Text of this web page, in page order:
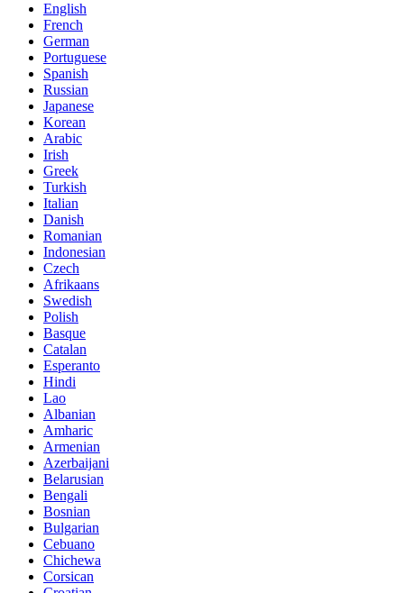
English
French
German
Portuguese
Spanish
Russian
Japanese
Korean
Arabic
Irish
Greek
Turkish
Italian
Danish
Romanian
Indonesian
Czech
Afrikaans
Swedish
Polish
Basque
Catalan
Esperanto
Hindi
Lao
Albanian
Amharic
Armenian
Azerbaijani
Belarusian
Bengali
Bosnian
Bulgarian
Cebuano
Chichewa
Corsican